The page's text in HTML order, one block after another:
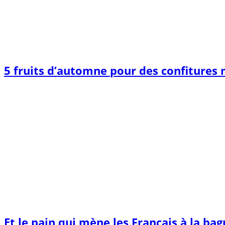
5 fruits d’automne pour des confitures